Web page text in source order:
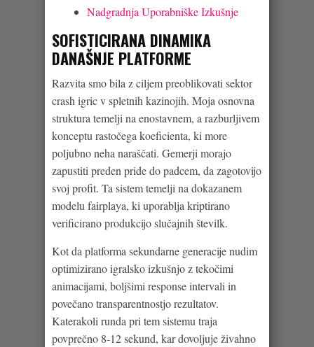
Nadgradnja Uporabniške Izkušnje
SOFISTICIRANA DINAMIKA
DANAŠNJE PLATFORME
Razvita smo bila z ciljem preoblikovati sektor
crash igric v spletnih kazinojih. Moja osnovna
struktura temelji na enostavnem, a razburljivem
konceptu rastočega koeficienta, ki more
poljubno neha naraščati. Gemerji morajo
zapustiti preden pride do padcem, da zagotovijo
svoj profit. Ta sistem temelji na dokazanem
modelu fairplaya, ki uporablja kriptirano
verificirano produkcijo slučajnih številk.
Kot da platforma sekundarne generacije nudim
optimizirano igralsko izkušnjo z tekočimi
animacijami, boljšimi response intervali in
povečano transparentnostjo rezultatov.
Katerakoli runda pri tem sistemu traja
povprečno 8-12 sekund, kar dovoljuje živahno